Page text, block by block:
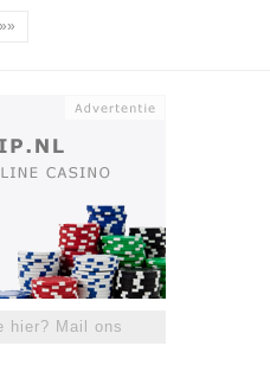
»»
hier? Mail ons